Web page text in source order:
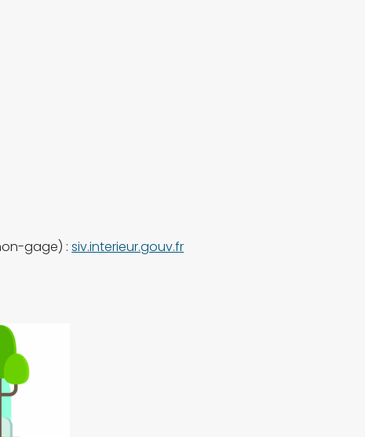
gage) :siv.interieur.gouv.fr